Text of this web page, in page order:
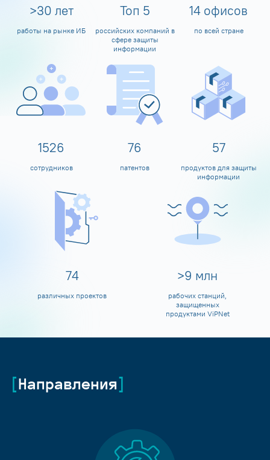
>30 лет
работы на рынке ИБ
Топ 5
российских компаний в
сфере защиты
информации
14 офисов
по всей стране
1600
сотрудников
80
патентов
60
продуктов для защиты
информации
80
различных проектов
>10 млн
рабочих станций,
защищенных
продуктами ViPNet
Направления